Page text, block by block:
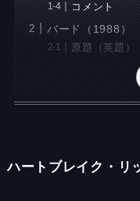
コメント
バード（1988）
原題（英題）
ハートブレイク・リ